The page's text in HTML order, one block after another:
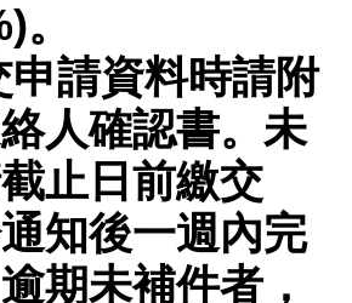
申請資料時請附
人確認書。未
止日前繳交
知後一週內完
期未補件者，